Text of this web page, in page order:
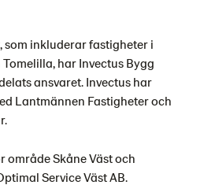
som inkluderar fastigheter i
har Invectus Bygg
ansvaret. Invectus har
Lantmännen Fastigheter och
Skåne Väst och
Service Väst AB.